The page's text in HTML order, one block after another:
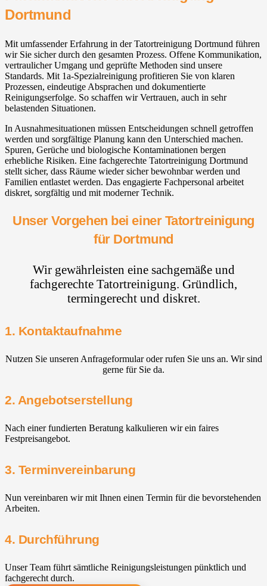
Dortmund
Mit umfassender Erfahrung in der Tatortreinigung Dortmund führen
wir Sie sicher durch den gesamten Prozess. Offene Kommunikation,
vertraulicher Umgang und geprüfte Methoden sind unsere
Standards. Mit 1a-Spezialreinigung profitieren Sie von klaren
Prozessen, eindeutige Absprachen und dokumentierte
Reinigungserfolge. So schaffen wir Vertrauen, auch in sehr
belastenden Situationen.
In Ausnahmesituationen müssen Entscheidungen schnell getroffen
werden und sorgfältige Planung kann den Unterschied machen.
Spuren, Gerüche und biologische Kontaminationen bergen
erhebliche Risiken. Eine fachgerechte Tatortreinigung Dortmund
stellt sicher, dass Räume wieder sicher bewohnbar werden und
Familien entlastet werden. Das engagierte Fachpersonal arbeitet
diskret, sorgfältig und mit moderner Technik.
Unser Vorgehen bei einer Tatortreinigung
für Dortmund
Wir gewährleisten eine sachgemäße und
fachgerechte Tatortreinigung. Gründlich,
termingerecht und diskret.
1. Kontaktaufnahme
Nutzen Sie unseren Anfrageformular oder rufen Sie uns an. Wir sind
gerne für Sie da.
2. Angebotserstellung
Nach einer fundierten Beratung kalkulieren wir ein faires
Festpreisangebot.
3. Terminvereinbarung
Nun vereinbaren wir mit Ihnen einen Termin für die bevorstehenden
Arbeiten.
4. Durchführung
Unser Team führt sämtliche Reinigungsleistungen pünktlich und
fachgerecht durch.